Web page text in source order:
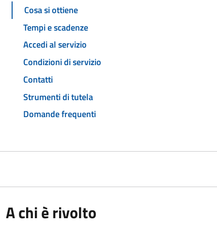
Cosa si ottiene
Tempi e scadenze
Accedi al servizio
Condizioni di servizio
Contatti
Strumenti di tutela
Domande frequenti
A chi è rivolto